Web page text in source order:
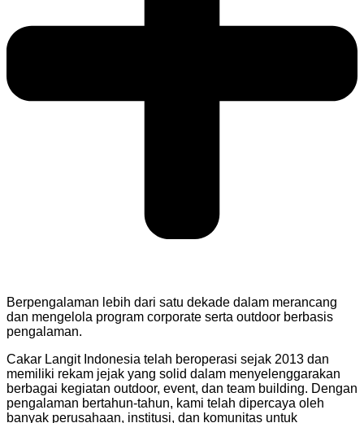
Berpengalaman lebih dari satu dekade dalam merancang
dan mengelola program corporate serta outdoor berbasis
pengalaman.
Cakar Langit Indonesia telah beroperasi sejak 2013 dan
memiliki rekam jejak yang solid dalam menyelenggarakan
berbagai kegiatan outdoor, event, dan team building. Dengan
pengalaman bertahun-tahun, kami telah dipercaya oleh
banyak perusahaan, institusi, dan komunitas untuk